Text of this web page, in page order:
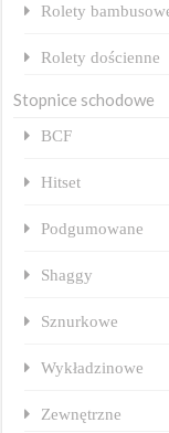
Rolety
Rolety dościenne
Stopnice schodowe
BCF
Hitset
Podgumowane
Shaggy
Sznurkowe
Wykładzinowe
Zewnętrzne